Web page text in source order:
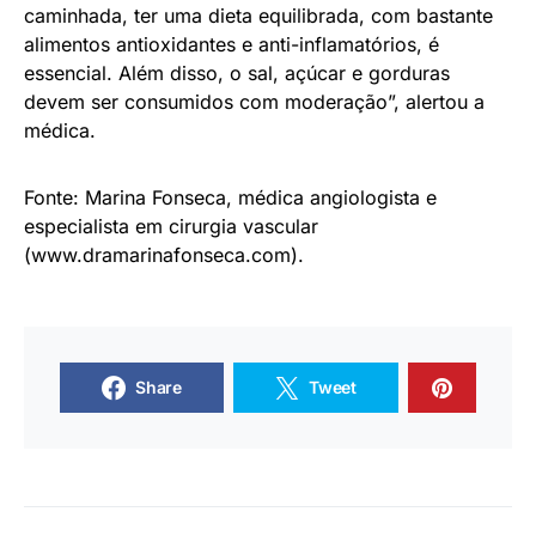
caminhada, ter uma dieta equilibrada, com bastante
alimentos antioxidantes e anti-inflamatórios, é
essencial. Além disso, o sal, açúcar e gorduras
devem ser consumidos com moderação”, alertou a
médica.
Fonte: Marina Fonseca, médica angiologista e
especialista em cirurgia vascular
(www.dramarinafonseca.com).
Share Tweet